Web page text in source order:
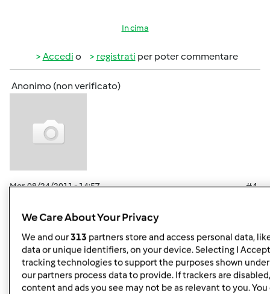
In cima
Accedi o registrati per poter commentare
Anonimo (non verificato)
Mer, 08/24/2011 - 14:57
#4
tartarugone
In cima
Accedi o registratiper poter commentare
We Care About Your Privacy
We and our313 partners store and access personal data,
data or unique identifiers, on your device. Selecting I
tracking technologies to support the purposes shown
our partners process data to provide. If trackers are
content and ads you see may not be as relevant to you. You